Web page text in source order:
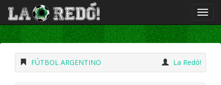
FÚTBOL ARGENTINO La Redó!